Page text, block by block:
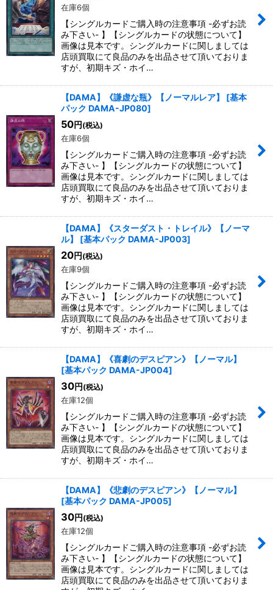
在庫6個
【シングルカードご購入時の注意事項 -必ずお読
み下さい- 】【シングルカードの状態について】
画像は見本です。シングルカードに関しましては
店頭買取にて良品のみを出品させて頂いておりま
すが、初期キズ・ホイ…
【DAMA】《謙虚な瓶》【ノーマルレア】 [基本
パック DAMA-JP080]
50円 (税込)
在庫6個
【シングルカードご購入時の注意事項 -必ずお読
み下さい- 】【シングルカードの状態について】
画像は見本です。シングルカードに関しましては
店頭買取にて良品のみを出品させて頂いておりま
すが、初期キズ・ホイ…
【DAMA】《スターダスト・トレイル》【ノーマ
ル】
[基本パック DAMA-JP003]
20円 (税込)
在庫9個
【シングルカードご購入時の注意事項 -必ずお読
み下さい- 】【シングルカードの状態について】
画像は見本です。シングルカードに関しましては
店頭買取にて良品のみを出品させて頂いておりま
すが、初期キズ・ホイ…
【DAMA】《喜劇のデスピアン》【ノーマル】
[基本パック DAMA-JP004]
30円 (税込)
在庫12個
【シングルカードご購入時の注意事項 -必ずお読
み下さい- 】【シングルカードの状態について】
画像は見本です。シングルカードに関しましては
店頭買取にて良品のみを出品させて頂いておりま
すが、初期キズ・ホイ…
【DAMA】《悲劇のデスピアン》【ノーマル】
[基本パック DAMA-JP005]
30円 (税込)
在庫12個
【シングルカードご購入時の注意事項 -必ずお読
み下さい- 】【シングルカードの状態について】
画像は見本です。シングルカードに関しましては
店頭買取にて良品のみを出品させて頂いておりま